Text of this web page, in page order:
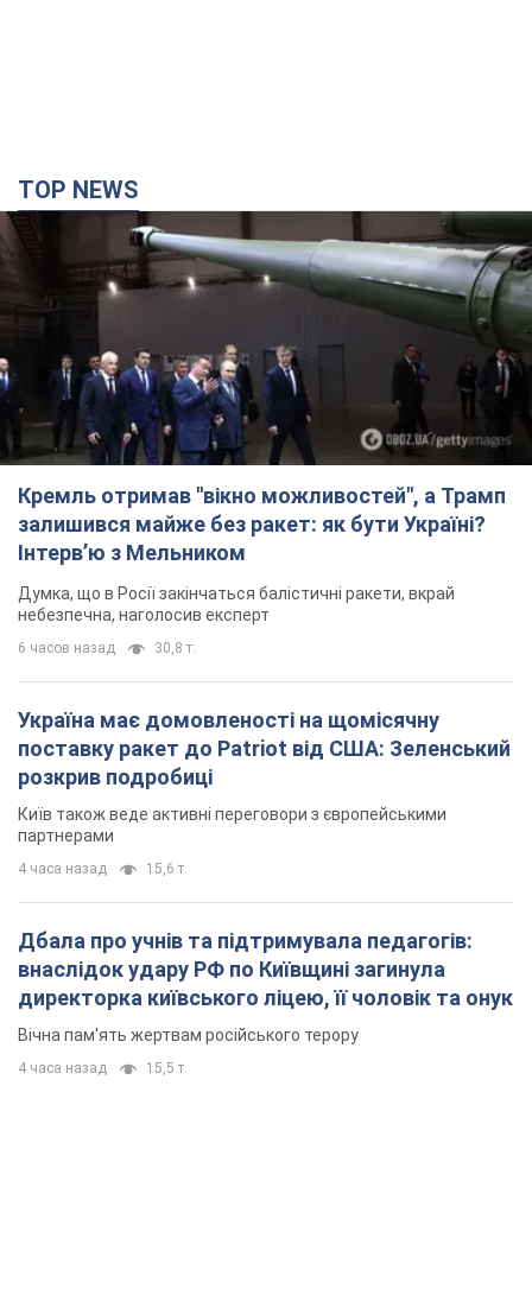
TOP NEWS
Кремль отримав "вікно можливостей", а Трамп
залишився майже без ракет: як бути Україні?
Інтерв’ю з Мельником
Думка, що в Росії закінчаться балістичні ракети, вкрай
небезпечна, наголосив експерт
6 часов назад 30,8 т.
Україна має домовленості на щомісячну
поставку ракет до Patriot від США: Зеленський
розкрив подробиці
Київ також веде активні переговори з європейськими
партнерами
4 часа назад 15,6 т.
Дбала про учнів та підтримувала педагогів:
внаслідок удару РФ по Київщині загинула
директорка київського ліцею, її чоловік та онук
Вічна пам'ять жертвам російського терору
4 часа назад 15,5 т.